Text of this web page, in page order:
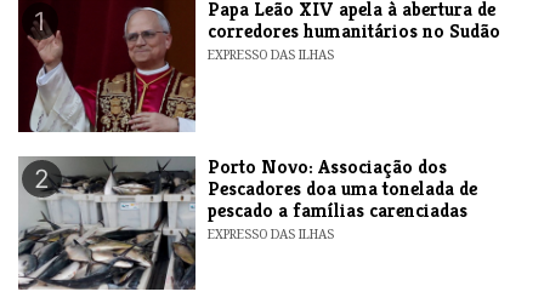
1
​Papa Leão XIV apela à abertura de
corredores humanitários no Sudão
EXPRESSO DAS ILHAS
2
​Porto Novo: Associação dos
Pescadores doa uma tonelada de
pescado a famílias carenciadas
EXPRESSO DAS ILHAS